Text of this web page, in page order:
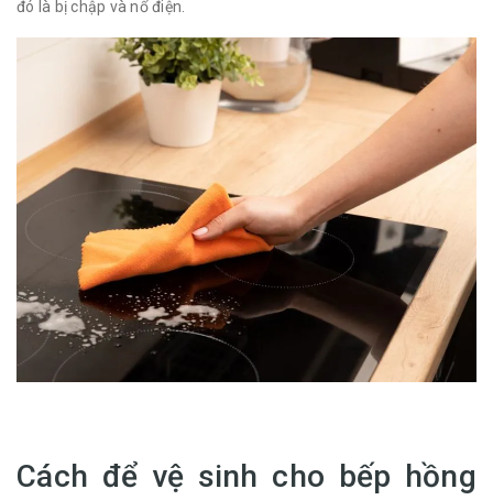
đó là bị chập và nổ điện.
Cách để vệ sinh cho bếp hồng